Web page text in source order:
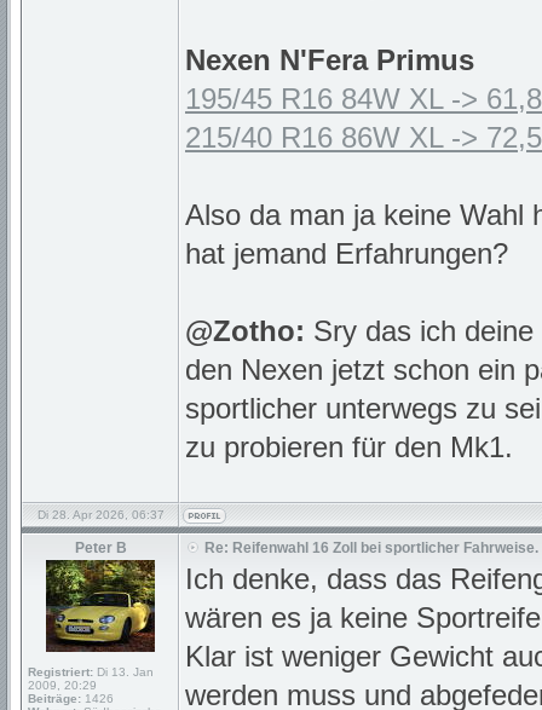
Nexen N'Fera Primus
195/45 R16 84W XL ->
215/40 R16 86W XL ->
Also da man ja keine Wahl
hat jemand Erfahrungen?
@Zotho: Sry das ich
den Nexen jetzt schon ein
sportlicher unterwegs zu
zu probieren für den Mk1.
Di 28. Apr 2026, 06:37
Peter B
Registriert: Di 13. Jan
2009, 20:29
Beiträge: 1426
Re: Reifenwahl 16 Zoll bei sportlicher Fahrweise.
Ich denke, dass das
wären es ja keine
Klar ist weniger Gewicht
werden muss und